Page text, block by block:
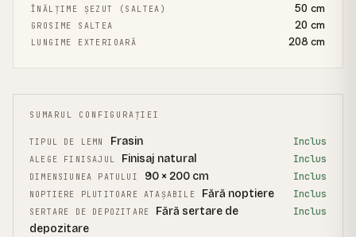
ÎNĂLȚIME ȘEZUT (SALTEA) 50 cm
GROSIME SALTEA 20 cm
LUNGIME EXTERIOARĂ 208 cm
SUMARUL CONFIGURAȚIEI
TIPUL DE LEMN Frasin Inclus
ALEGE FINISAJUL Finisaj natural Inclus
DIMENSIUNEA PATULUI 90 × 200 cm Inclus
NOPTIERE PLUTITOARE ATAȘABILE Fără noptiere Inclus
SERTARE DE DEPOZITARE
Fără sertare de
depozitare
Inclus